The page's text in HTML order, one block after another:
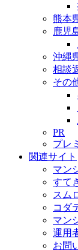
熊本
鹿児
沖縄
相談
その
PR
プレ
関連サイト
マン
すて
スム
コダ
マン
運用
お問